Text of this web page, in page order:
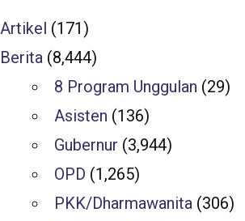
Artikel (171)
Berita (8,444)
8 Program Unggulan (29)
Asisten (136)
Gubernur (3,944)
OPD (1,265)
PKK/Dharmawanita (306)